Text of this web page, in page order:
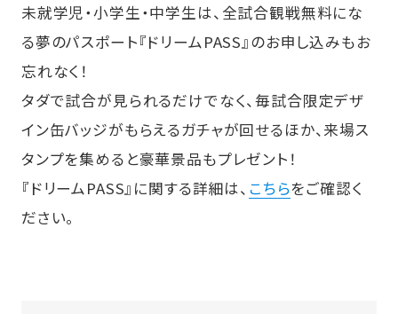
未就学児・小学生・中学生は、全試合観戦無料にな
る夢のパスポート『ドリームPASS』のお申し込みもお
忘れなく！
タダで試合が見られるだけでなく、毎試合限定デザ
イン缶バッジがもらえるガチャが回せるほか、来場ス
タンプを集めると豪華景品もプレゼント！
『ドリームPASS』に関する詳細は、 こちらをご確認く
ださい。